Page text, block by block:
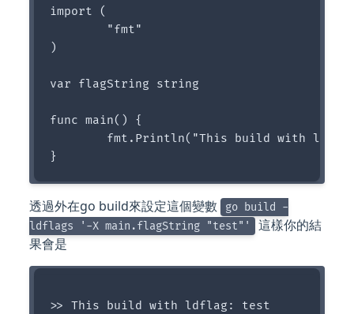
import (
)
var flagString string
func main() {
透過外在go build來設定這個變數
go build -
ldflags '-X main.flagString "test"'
這樣你的結
果會是